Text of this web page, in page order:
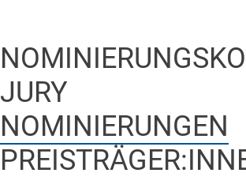
JURY
NOMINIERUNGEN